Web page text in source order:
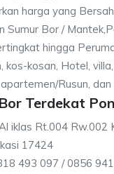
harga yang
Sumur Bor /
hingga
kos-kosan, Hotel,
Rusun,
Terdekat
iklas Rt.004 Rw.002
17424
493 097 / 0856